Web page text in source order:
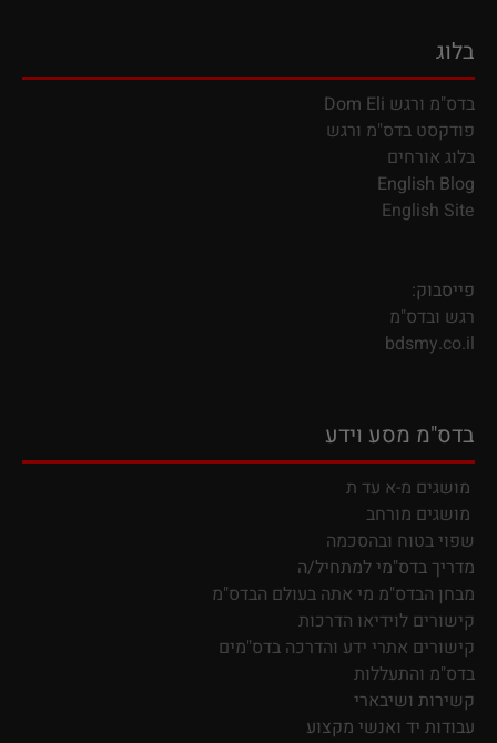
בלוג
בדס"מ ורגש Dom Eli
פודקסט בדס"מ ורגש
בלוג אורחים
English Blog
English Site
פייסבוק:
רגש ובדס"מ
bdsmy.co.il
בדס"מ מסע וידע
מושגים מ-א עד ת
מושגים מורחב
שפוי בטוח ובהסכמה
מדריך בדס"מי למתחיל/ה
מבחן הבדס"מ מי אתה בעולם הבדס"מ
קישורים לוידיאו הדרכות
קישורים אתרי ידע והדרכה בדס"מים
בדס"מ והתעללות
קשירות ושיבארי
עבודות יד ואנשי מקצוע